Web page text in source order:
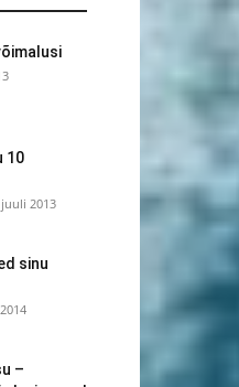
10
juuli 2013
sinu
–